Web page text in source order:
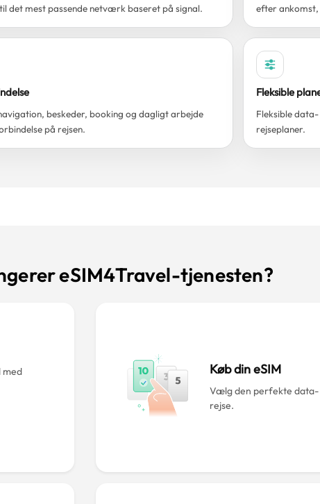
det mest passende netværk baseret på signal.
efter ankomst,
beskeder, booking og dagligt arbejde
på rejsen.
Fleksible
Fleksible
rejseplaner.
eSIM4Travel-tjenesten?
med
Køb din eSIM
Vælg den perfekte data-
rejse.